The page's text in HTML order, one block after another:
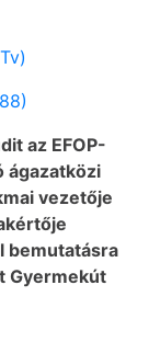
az EFOP-
ágazatközi
vezetője
bemutatásra
Gyermekút